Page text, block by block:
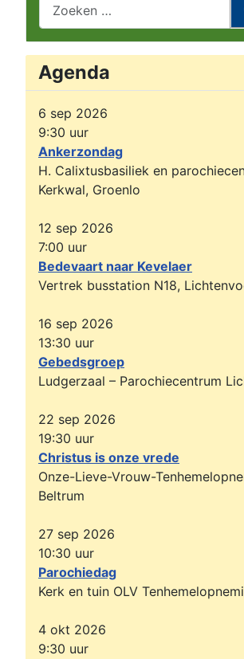
Agenda
6 sep 2026
9:30 uur
Ankerzondag
H. Calixtusbasiliek en
Kerkwal, Groenlo
12 sep 2026
7:00 uur
Bedevaart naar Kevelaer
Vertrek busstation N18,
16 sep 2026
13:30 uur
Gebedsgroep
Ludgerzaal – Parochiecentrum
22 sep 2026
19:30 uur
Christus is onze vrede
Onze-Lieve-Vrouw-
Beltrum
27 sep 2026
10:30 uur
Parochiedag
Kerk en tuin OLV
4 okt 2026
9:30 uur